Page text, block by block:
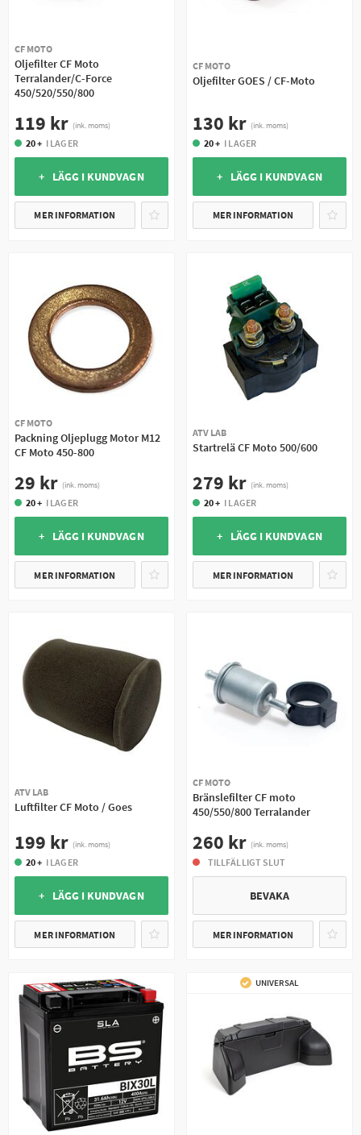
CF MOTO
Oljefilter CF Moto
Terralander/C-Force
450/520/550/800
119 kr (ink. moms)
20 + I LAGER
+ LÄGG I KUNDVAGN
MER INFORMATION
CF MOTO
Oljefilter GOES / CF-Moto
130 kr (ink. moms)
20 + I LAGER
+ LÄGG I KUNDVAGN
MER INFORMATION
CF MOTO
Packning Oljeplugg Motor M12
CF Moto 450-800
29 kr (ink. moms)
20 + I LAGER
+ LÄGG I KUNDVAGN
MER INFORMATION
ATV LAB
Startrelä CF Moto 500/600
279 kr (ink. moms)
20 + I LAGER
+ LÄGG I KUNDVAGN
MER INFORMATION
ATV LAB
Luftfilter CF Moto / Goes
199 kr (ink. moms)
20 + I LAGER
+ LÄGG I KUNDVAGN
MER INFORMATION
CF MOTO
Bränslefilter CF moto
450/550/800 Terralander
260 kr (ink. moms)
TILLFÄLLIGT SLUT
BEVAKA
MER INFORMATION
UNIVERSAL